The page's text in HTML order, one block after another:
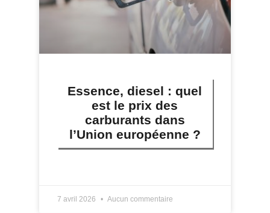
Essence, diesel : quel
est le prix des
carburants dans
l’Union européenne ?
7 avril 2026 Aucun commentaire